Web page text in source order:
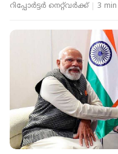
റിപ്പോർട്ടർ നെറ്റ്‌വര്‍ക്ക്‌ 3